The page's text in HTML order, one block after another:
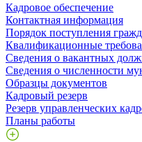
Кадровое обеспечение
Контактная информация
Порядок поступления
Квалификационные
Сведения о вакантных
Сведения о численности
Образцы документов
Кадровый резерв
Резерв управленческих
Планы работы